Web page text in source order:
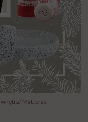
Mat. pras.